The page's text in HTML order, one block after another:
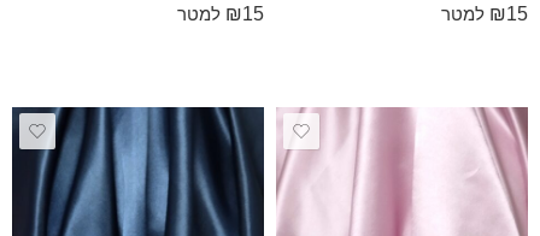
₪15 למטר ₪15 למטר